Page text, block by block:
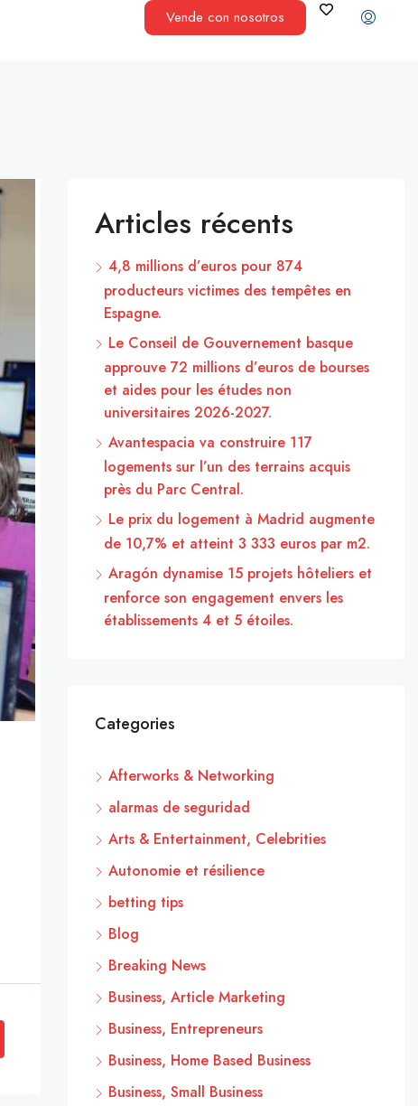
Vende con nosotros
Articles récents
4,8 millions d’euros pour 874
producteurs victimes des tempêtes en
Espagne.
Le Conseil de Gouvernement basque
approuve 72 millions d’euros de bourses
et aides pour les études non
universitaires 2026-2027.
Avantespacia va construire 117
logements sur l’un des terrains acquis
près du Parc Central.
Le prix du logement à Madrid augmente
de 10,7% et atteint 3 333 euros par m2.
Aragón dynamise 15 projets hôteliers et
renforce son engagement envers les
établissements 4 et 5 étoiles.
Categories
Afterworks & Networking
alarmas de seguridad
Arts & Entertainment, Celebrities
Autonomie et résilience
betting tips
Blog
Breaking News
Business, Article Marketing
Business, Entrepreneurs
Business, Home Based Business
Business, Small Business